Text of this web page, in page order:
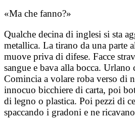
«Ma che fanno?»
Qualche decina di inglesi si sta
metallica. La tirano da una parte
muove priva di difese. Facce
sangue e bava alla bocca.
Comincia a volare roba verso di
innocuo bicchiere di carta, poi
di legno o plastica. Poi pezzi di
spaccando i gradoni e ne